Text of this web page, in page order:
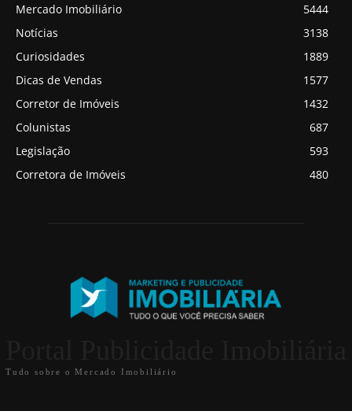
Mercado Imobiliário
5444
Notícias
3138
Curiosidades
1889
Dicas de Vendas
1577
Corretor de Imóveis
1432
Colunistas
687
Legislação
593
Corretora de Imóveis
480
Tudo sobre o Mercado Imobiliário